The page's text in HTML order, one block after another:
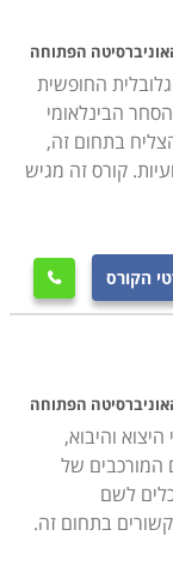
הפתוחה
החופשית
הבינלאומי
בתחום זה,
קורס זה מגיש
הקורס 
הפתוחה
והיבוא,
המורכבים של
לשם
בתחום זה.